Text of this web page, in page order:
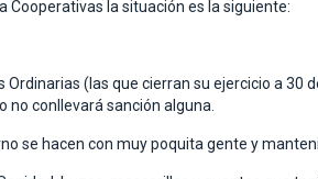
la situación es la siguiente:
(las que cierran su ejercicio a
conllevará sanción alguna.
se hacen con muy poquita gente y